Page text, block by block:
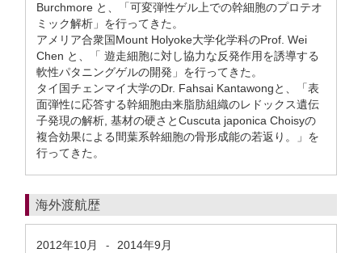
Burchmore と、「可変弾性ゲル上での幹細胞のプロテオ
ミック解析」を行ってきた。
アメリア合衆国Mount Holyoke大学化学科のProf. Wei
Chen と、「 遊走細胞に対し協力な反発作用を誘導する
軟性パタニングゲルの開発」を行ってきた。
タイ国チェンマイ大学のDr. Fahsai Kantawongと、「表
面弾性に応答する幹細胞由来脂肪組織のレドックス遺伝
子発現の解析, 基材の硬さとCuscuta japonica Choisyの
複合効果による間葉系幹細胞の骨形成能の若返り。」を
行ってきた。
海外渡航歴
2012年10月 -
2014年9月